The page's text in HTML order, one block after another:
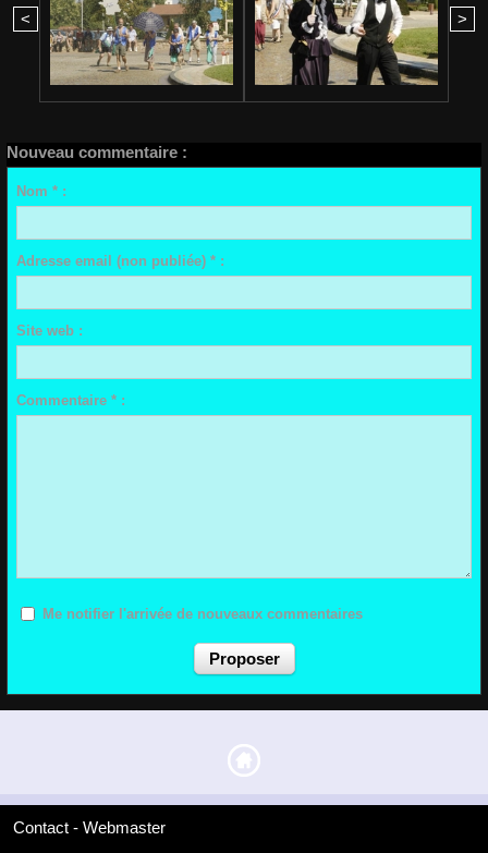
< >
Nouveau commentaire :
Nom * :
Adresse email (non publiée) * :
Site web :
Commentaire * :
Me notifier l'arrivée de nouveaux commentaires
Contact - Webmaster